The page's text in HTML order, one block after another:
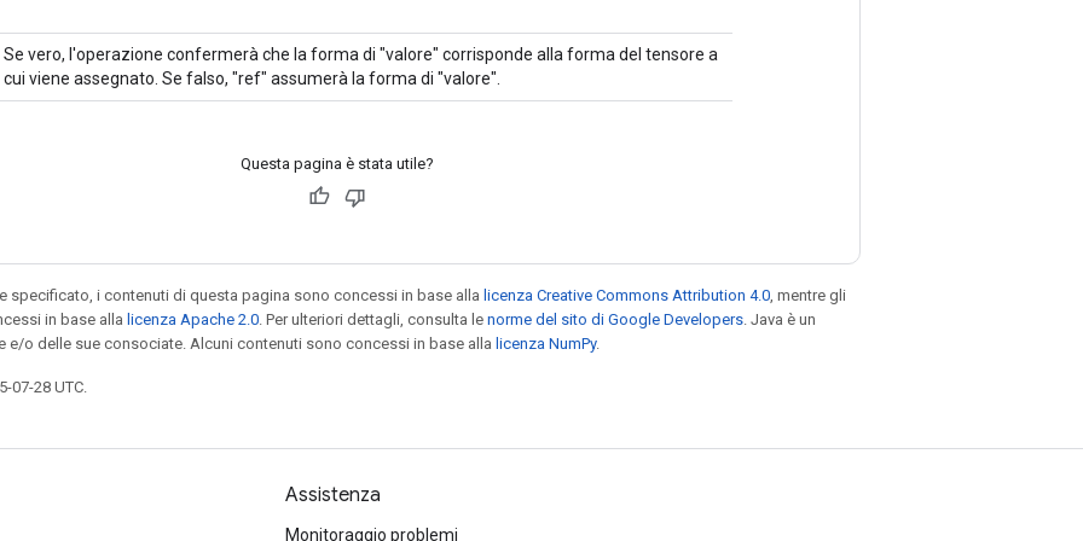
Se vero, l'operazione confermerà che la forma di "valore" corrisponde alla forma del tensore a
cui viene assegnato. Se falso, "ref" assumerà la forma di "valore".
Questa pagina è stata utile?
specificato, i contenuti di questa pagina sono concessi in base alla licenza Creative Commons Attribution 4.0 , mentre gli
in base alla licenza Apache 2.0 . Per ulteriori dettagli, consulta le norme del sito di Google Developers . Java è un
e/o delle sue consociate. Alcuni contenuti sono concessi in base alla licenza NumPy.
07-28 UTC.
Assistenza
Monitoraggio problemi